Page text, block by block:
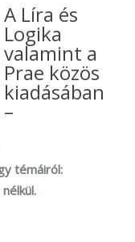
A Líra és
Logika
valamint a
Prae közös
kiadásában
–
témáiról: